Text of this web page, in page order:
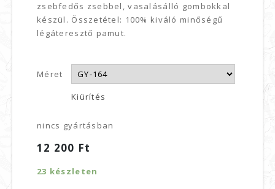
zsebfedős zsebbel, vasalásálló gombokkal
készül. Összetétel: 100% kiváló minőségű
légáteresztő pamut.
Méret
Kiürítés
nincs gyártásban
12 200 Ft
23 készleten